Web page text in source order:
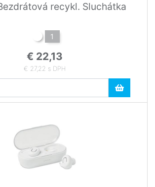
recykl. Sluchátka
1
€ 22,13
€ 27,22 s DPH